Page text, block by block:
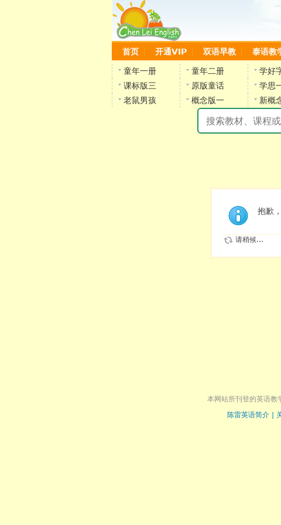
首页 开通VIP 双语早教 泰语教
童年一册 童年二册 学好
课标版三
原版童话 学思
老鼠男孩
概念版一 新概
抱歉
请稍候...
本网站所刊登的英语教
陈雷英语简介